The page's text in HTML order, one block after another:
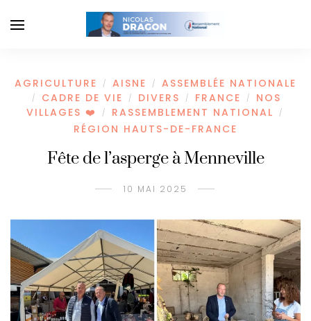
AGRICULTURE / AISNE / ASSEMBLÉE NATIONALE
/ CADRE DE VIE / DIVERS / FRANCE /
NOS
VILLAGES ❤️
/ RASSEMBLEMENT NATIONAL /
RÉGION HAUTS-DE-FRANCE
Fête de l’asperge à Menneville
10 MAI 2025